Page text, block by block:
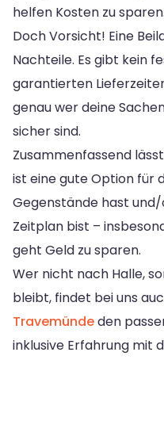
helfen Kosten zu sparen.
Doch Vorsicht! Eine
Nachteile. Es gibt kein
garantierten
genau wer deine
sicher sind.
Zusammenfassend
ist eine gute Option für
Gegenstände hast
Zeitplan bist –
geht Geld zu sparen.
Wer nicht nach Halle,
bleibt, findet bei uns
Travemündeden
inklusive Erfahrung mit